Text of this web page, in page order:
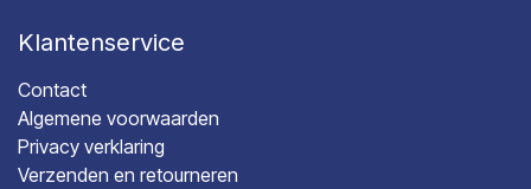
Klantenservice
Contact
Algemene voorwaarden
Privacy verklaring
Verzenden en retourneren